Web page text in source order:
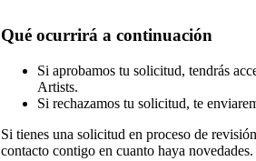
Qué ocurrirá a continuación
Si aprobamos tu solicitud, tendrás
Artists.
Si rechazamos tu solicitud, te
Si tienes una solicitud en proceso de
contacto contigo en cuanto haya novedades.